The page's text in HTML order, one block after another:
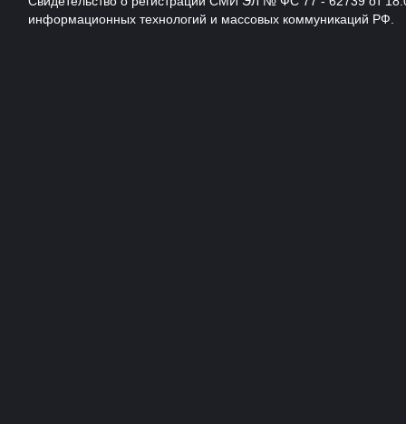
информационных технологий и массовых коммуникаций РФ.